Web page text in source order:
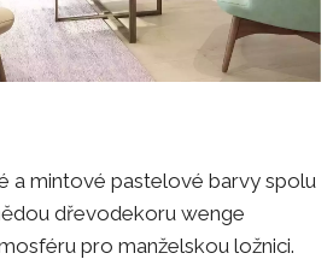
a mintové pastelové barvy spolu
dřevodekoru wenge
pro manželskou ložnici.